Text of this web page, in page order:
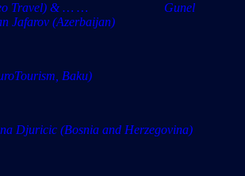
(Geo Travel) & … … Gunel
Jafarov (Azerbaijan)
Baku)
Djuricic (Bosnia and Herzegovina)